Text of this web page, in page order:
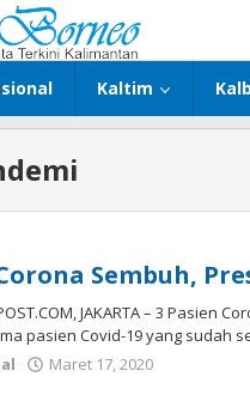
Kaltim
Sembuh,
JAKARTA – 3 Pasien
pasien Covid-19 yang sudah
Maret 17, 2020